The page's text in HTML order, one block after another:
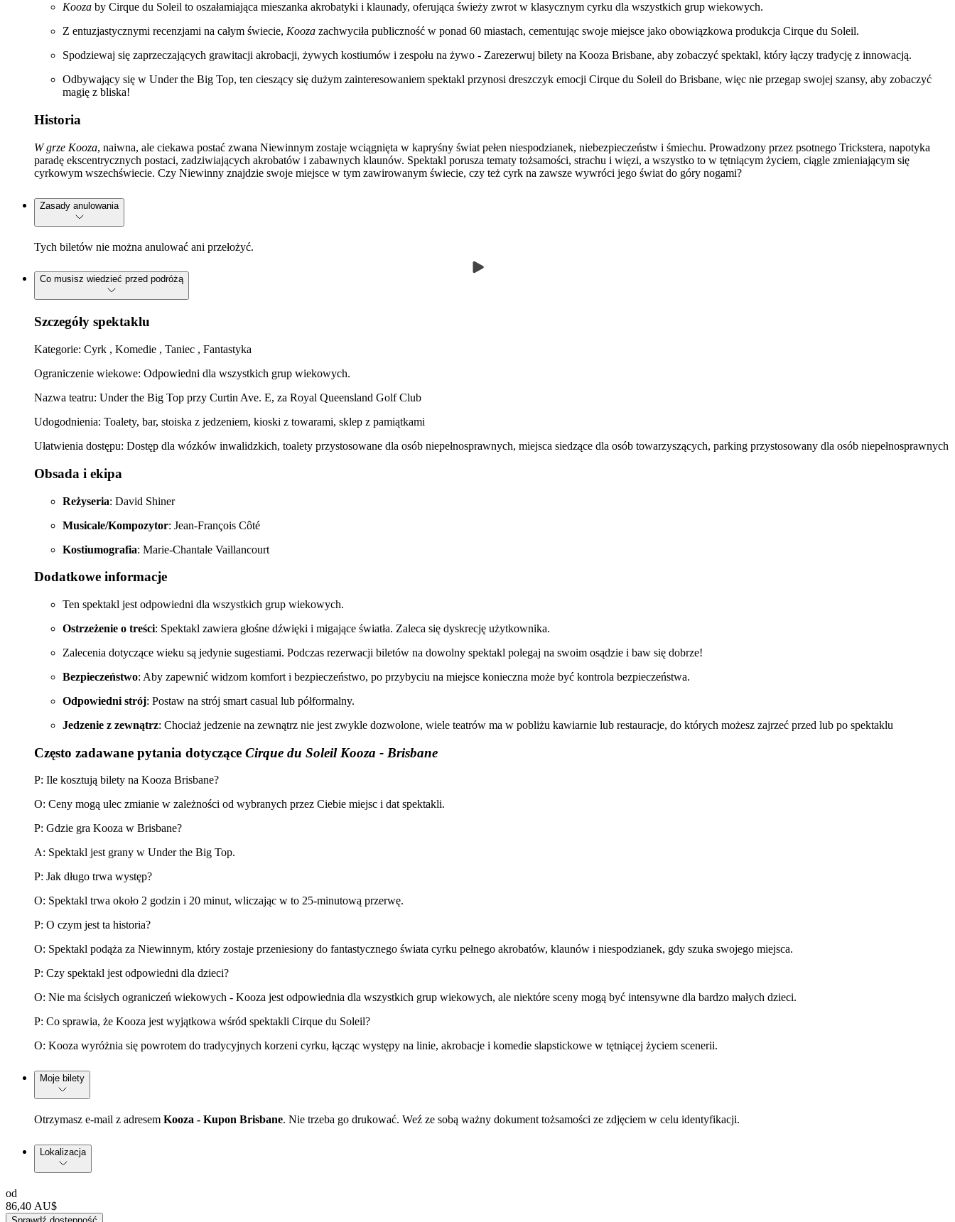
Kooza by Cirque du Soleil to oszałamiająca mieszanka akrobatyki i klaunady, oferująca świeży zwrot w klasycznym cyrku dla wszystkich grup wiekowych.
Z entuzjastycznymi recenzjami na całym świecie, Kooza zachwyciła publiczność w ponad 60 miastach, cementując swoje miejsce jako obowiązkowa produkcja Cirque du Soleil.
Spodziewaj się zaprzeczających grawitacji akrobacji, żywych kostiumów i zespołu na żywo - Zarezerwuj bilety na Kooza Brisbane, aby zobaczyć spektakl, który łączy tradycję z innowacją.
Odbywający się w Under the Big Top, ten cieszący się dużym zainteresowaniem spektakl przynosi dreszczyk emocji Cirque du Soleil do Brisbane, więc nie przegap swojej szansy, aby zobaczyć
magię z bliska!
Historia
W grze Kooza, naiwna, ale ciekawa postać zwana Niewinnym zostaje wciągnięta w kapryśny świat pełen niespodzianek, niebezpieczeństw i śmiechu. Prowadzony przez psotnego Trickstera, napotyka
paradę ekscentrycznych postaci, zadziwiających akrobatów i zabawnych klaunów. Spektakl porusza tematy tożsamości, strachu i więzi, a wszystko to w tętniącym życiem, ciągle zmieniającym się
cyrkowym wszechświecie. Czy Niewinny znajdzie swoje miejsce w tym zawirowanym świecie, czy też cyrk na zawsze wywróci jego świat do góry nogami?
Zasady anulowania
Tych biletów nie można anulować ani przełożyć.
Co musisz wiedzieć przed podróżą
Szczegóły spektaklu
Kategorie: Cyrk , Komedie , Taniec , Fantastyka
Ograniczenie wiekowe: Odpowiedni dla wszystkich grup wiekowych.
Nazwa teatru: Under the Big Top przy Curtin Ave. E, za Royal Queensland Golf Club
Udogodnienia: Toalety, bar, stoiska z jedzeniem, kioski z towarami, sklep z pamiątkami
Ułatwienia dostępu: Dostęp dla wózków inwalidzkich, toalety przystosowane dla osób niepełnosprawnych, miejsca siedzące dla osób towarzyszących, parking przystosowany dla osób niepełnosprawnych
Obsada i ekipa
Reżyseria: David Shiner
Musicale/Kompozytor: Jean-François Côté
Kostiumografia: Marie-Chantale Vaillancourt
Dodatkowe informacje
Ten spektakl jest odpowiedni dla wszystkich grup wiekowych.
Ostrzeżenie o treści: Spektakl zawiera głośne dźwięki i migające światła. Zaleca się dyskrecję użytkownika.
Zalecenia dotyczące wieku są jedynie sugestiami. Podczas rezerwacji biletów na dowolny spektakl polegaj na swoim osądzie i baw się dobrze!
Bezpieczeństwo: Aby zapewnić widzom komfort i bezpieczeństwo, po przybyciu na miejsce konieczna może być kontrola bezpieczeństwa.
Odpowiedni strój: Postaw na strój smart casual lub półformalny.
Jedzenie z zewnątrz: Chociaż jedzenie na zewnątrz nie jest zwykle dozwolone, wiele teatrów ma w pobliżu kawiarnie lub restauracje, do których możesz zajrzeć przed lub po spektaklu
Często zadawane pytania dotyczące Cirque du Soleil Kooza - Brisbane
P: Ile kosztują bilety na Kooza Brisbane?
O: Ceny mogą ulec zmianie w zależności od wybranych przez Ciebie miejsc i dat spektakli.
P: Gdzie gra Kooza w Brisbane?
A: Spektakl jest grany w Under the Big Top.
P: Jak długo trwa występ?
O: Spektakl trwa około 2 godzin i 20 minut, wliczając w to 25-minutową przerwę.
P: O czym jest ta historia?
O: Spektakl podąża za Niewinnym, który zostaje przeniesiony do fantastycznego świata cyrku pełnego akrobatów, klaunów i niespodzianek, gdy szuka swojego miejsca.
P: Czy spektakl jest odpowiedni dla dzieci?
O: Nie ma ścisłych ograniczeń wiekowych - Kooza jest odpowiednia dla wszystkich grup wiekowych, ale niektóre sceny mogą być intensywne dla bardzo małych dzieci.
P: Co sprawia, że Kooza jest wyjątkowa wśród spektakli Cirque du Soleil?
O: Kooza wyróżnia się powrotem do tradycyjnych korzeni cyrku, łącząc występy na linie, akrobacje i komedie slapstickowe w tętniącej życiem scenerii.
Moje bilety
Otrzymasz e-mail z adresem Kooza - Kupon Brisbane. Nie trzeba go drukować. Weź ze sobą ważny dokument tożsamości ze zdjęciem w celu identyfikacji.
Lokalizacja
od
86,40 AU$